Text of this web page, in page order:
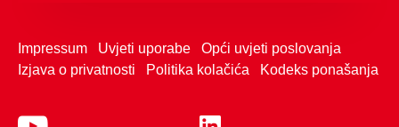
Impressum Uvjeti uporabe
Opći uvjeti poslovanja
Izjava o privatnosti
Politika kolačića Kodeks ponašanja